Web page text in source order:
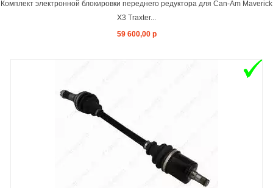
Комплект электронной блокировки переднего редуктора для Can-Am Maverick
X3 Traxter...
59 600,00 р